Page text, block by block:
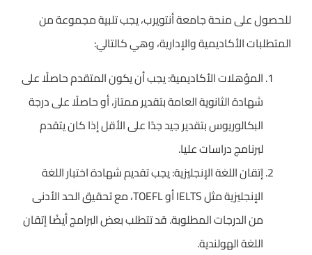
للحصول على منحة جامعة أنتويرب، يجب تلبية مجموعة من
المتطلبات الأكاديمية والإدارية، وهي كالتالي:
المؤهلات الأكاديمية: يجب أن يكون المتقدم حاصلًا على
شهادة الثانوية العامة بتقدير ممتاز، أو حاصلًا على درجة
البكالوريوس بتقدير جيد جدًا على الأقل إذا كان يتقدم
لبرنامج دراسات عليا.
إتقان اللغة الإنجليزية: يجب تقديم شهادة اختبار اللغة
الإنجليزية مثل IELTS أو TOEFL، مع تحقيق الحد الأدنى
من الدرجات المطلوبة. قد تتطلب بعض البرامج أيضًا إتقان
اللغة الهولندية.